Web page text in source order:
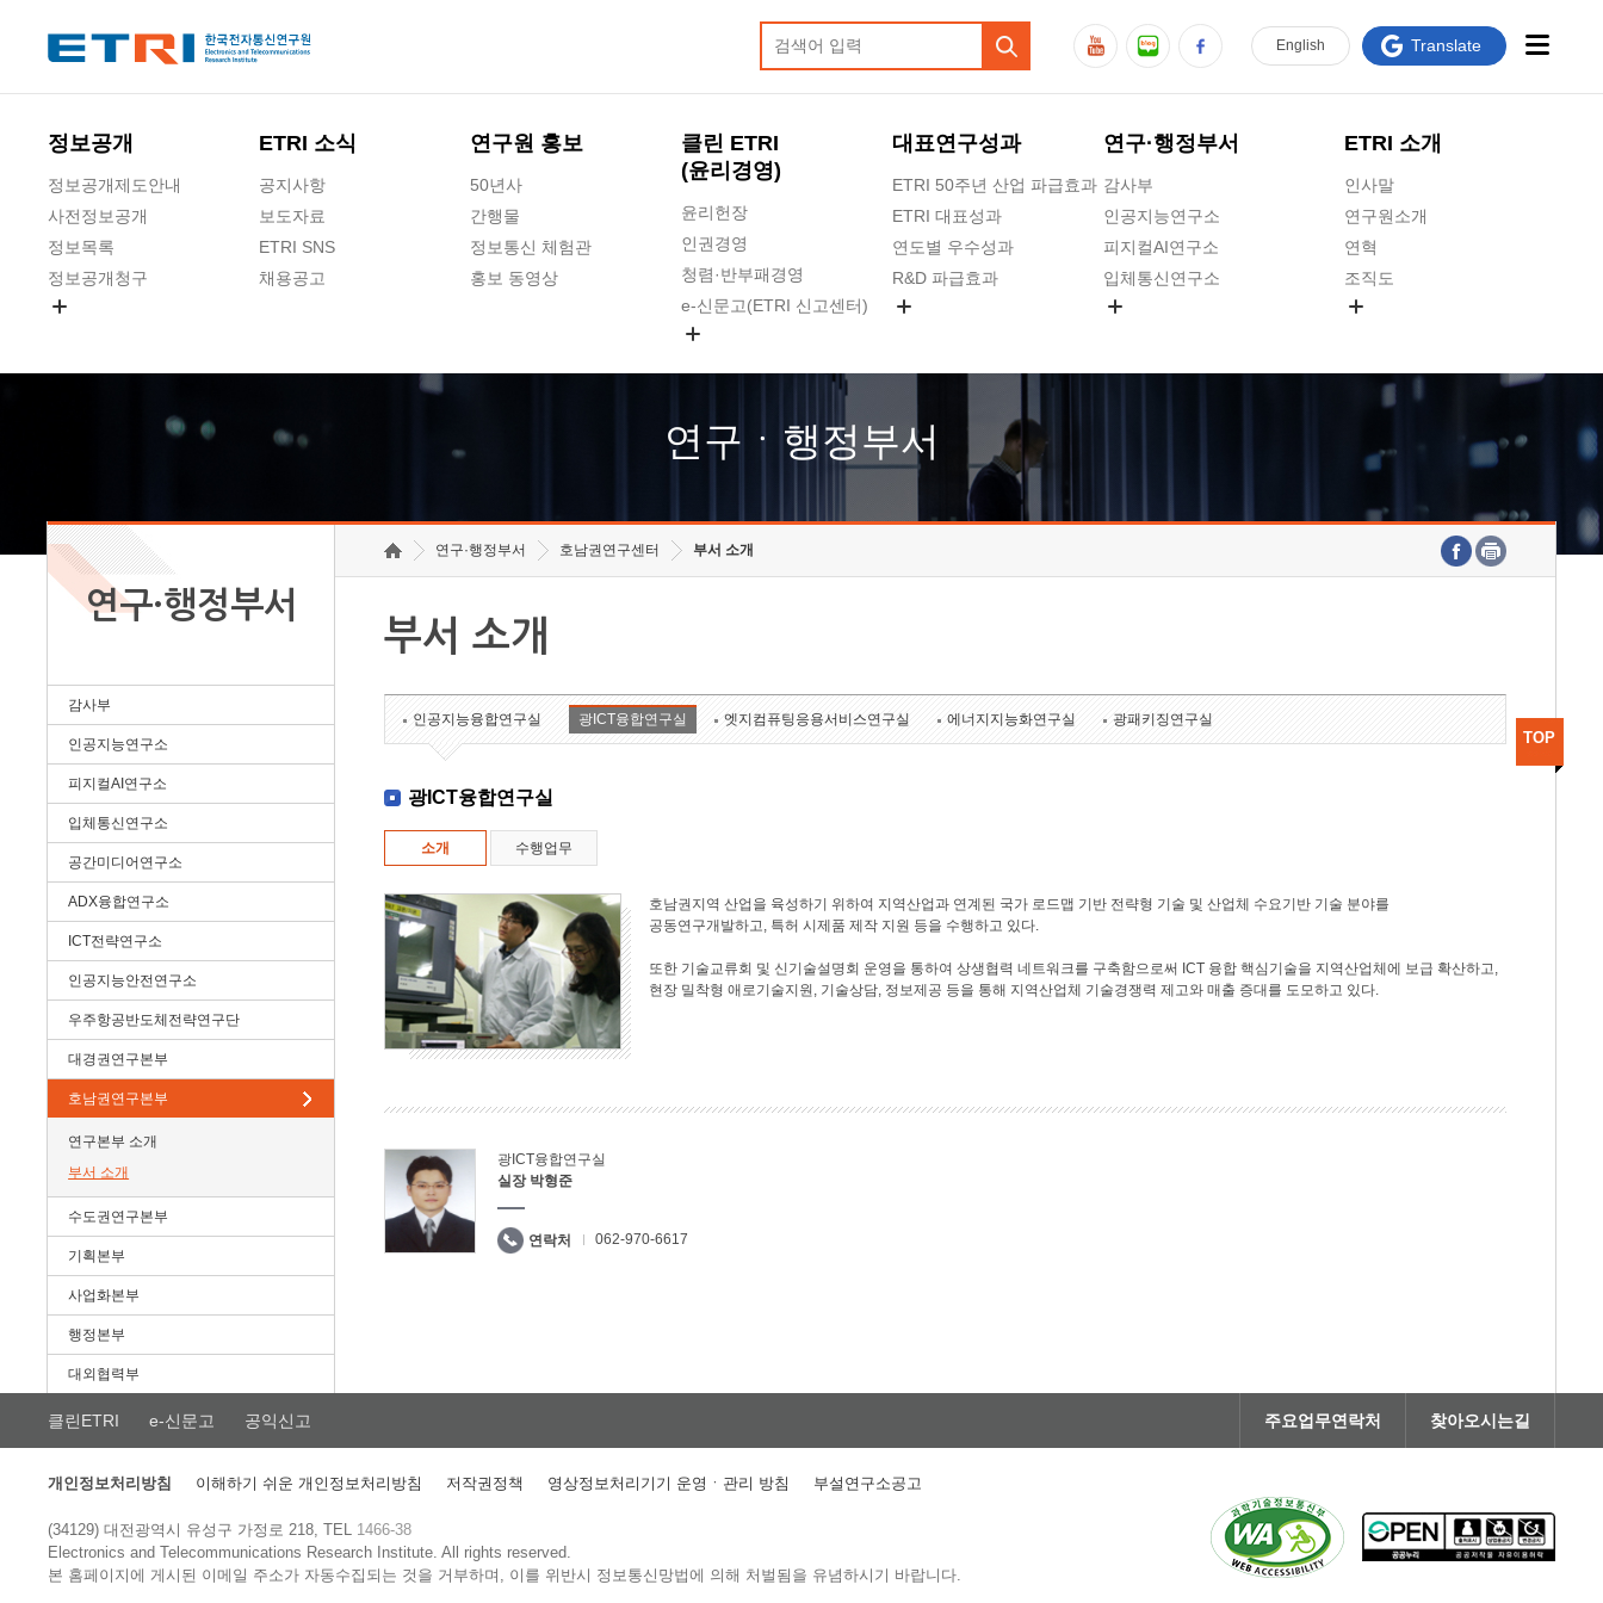
정보공개
정보공개제도안내
사전정보공개
정보목록
정보공개청구
ETRI 소식
공지사항
보도자료
ETRI SNS
채용공고
연구원 홍보
50년사
간행물
정보통신 체험관
홍보 동영상
클린 ETRI
(윤리경영)
윤리헌장
인권경영
청렴·반부패경영
e-신문고(ETRI 신고센터)
고객의소리
수의계약 현황
대표연구성과
ETRI 50주년 산업 파급효과
ETRI 대표성과
연도별 우수성과
R&D 파급효과
연구·행정부서
감사부
인공지능연구소
피지컬AI연구소
입체통신연구소
호남권연구본부
기획본부
ETRI 소개
인사말
연구원소개
연혁
조직도
연구원 고객헌장
주요업무연락처
English Translate
연구ㆍ행정부서
연구·행정부서
감사부
인공지능연구소
피지컬AI연구소
입체통신연구소
공간미디어연구소
ADX융합연구소
ICT전략연구소
인공지능안전연구소
우주항공반도체전략연구단
대경권연구본부
호남권연구본부
연구본부 소개
부서 소개
수도권연구본부
기획본부
사업화본부
행정본부
대외협력부
연구·행정부서 호남권연구센터 부서 소개
부서 소개
인공지능융합연구실 광ICT융합연구실 엣지컴퓨팅응용서비스연구실 에너지지능화연구실 광패키징연구실
광ICT융합연구실
소개 수행업무
호남권지역 산업을 육성하기 위하여 지역산업과 연계된 국가 로드맵 기반 전략형 기술 및 산업체 수요기반 기술 분야를
공동연구개발하고, 특허 시제품 제작 지원 등을 수행하고 있다.
또한 기술교류회 및 신기술설명회 운영을 통하여 상생협력 네트워크를 구축함으로써 ICT 융합 핵심기술을 지역산업체에 보급 확산하고,
현장 밀착형 애로기술지원, 기술상담, 정보제공 등을 통해 지역산업체 기술경쟁력 제고와 매출 증대를 도모하고 있다.
광ICT융합연구실
실장 박형준
연락처 062-970-6617
TOP
클린ETRI e-신문고 공익신고 주요업무연락처 찾아오시는길
개인정보처리방침 이해하기 쉬운 개인정보처리방침 저작권정책 영상정보처리기기 운영ㆍ관리 방침 부설연구소공고
(34129) 대전광역시 유성구 가정로 218, TEL 1466-38
Electronics and Telecommunications Research Institute.All rights reserved.
본 홈페이지에 게시된 이메일 주소가 자동수집되는 것을 거부하며, 이를 위반시 정보통신망법에 의해 처벌됨을 유념하시기 바랍니다.